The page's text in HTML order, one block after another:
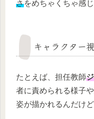
さをめちゃくちゃ感じ
キャラクター
たとえば、担任教師
者に責められる様子
姿が描かれるんだけ